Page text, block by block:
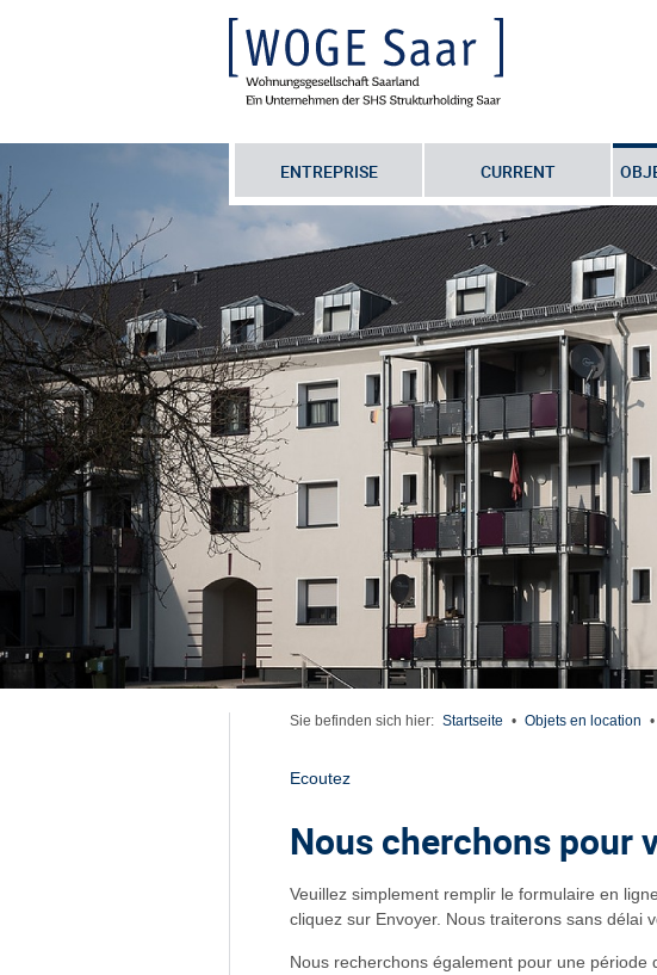
ENTREPRISE CURRENT
Sie befinden sich hier: Startseite • Objets en location •
Ecoutez
Nous cherchons pour
Veuillez simplement remplir le formulaire en
cliquez sur Envoyer. Nous traiterons sans délai
Nous recherchons également pour une